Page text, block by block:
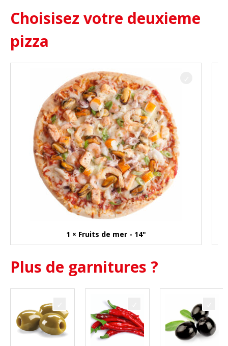
Choisisez votre deuxieme
pizza
1 × Fruits de mer - 14"
Plus de garnitures ?